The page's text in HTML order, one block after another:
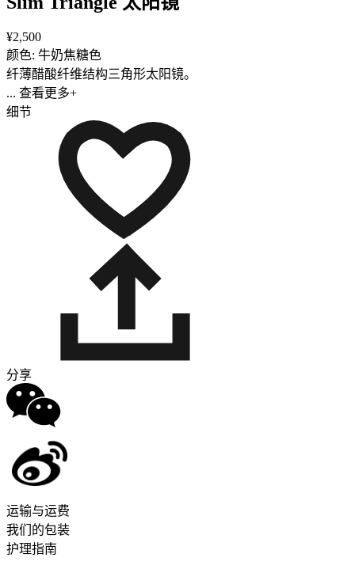
¥2,500
颜色: 牛奶焦糖色
纤薄醋酸纤维结构三角形太阳镜。
... 查看更多+
细节
分享
运输与运费
我们的包装
护理指南